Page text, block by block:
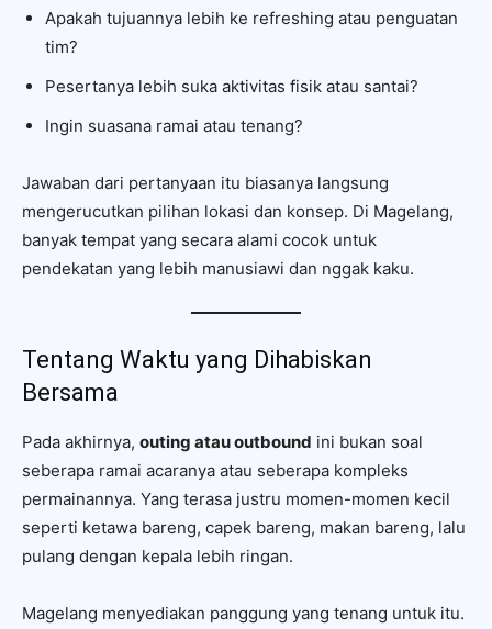
Apakah tujuannya lebih ke refreshing atau penguatan
tim?
Pesertanya lebih suka aktivitas fisik atau santai?
Ingin suasana ramai atau tenang?
Jawaban dari pertanyaan itu biasanya langsung
mengerucutkan pilihan lokasi dan konsep. Di Magelang,
banyak tempat yang secara alami cocok untuk
pendekatan yang lebih manusiawi dan nggak kaku.
Tentang Waktu yang Dihabiskan
Bersama
Pada akhirnya, outing atau outbound ini bukan soal
seberapa ramai acaranya atau seberapa kompleks
permainannya. Yang terasa justru momen-momen kecil
seperti ketawa bareng, capek bareng, makan bareng, lalu
pulang dengan kepala lebih ringan.
Magelang menyediakan panggung yang tenang untuk itu.